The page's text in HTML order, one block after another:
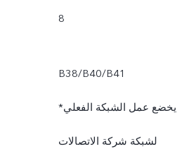
8
B38/B40/B41
*يخضع عمل الشبكة الفعلي
لشبكة شركة الاتصالات